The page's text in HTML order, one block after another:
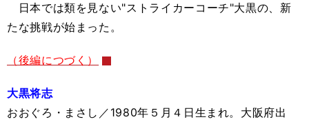
日本では類を見ない"ストライカーコーチ"大黒の、新
たな挑戦が始まった。
（後編につづく）
大黒将志
おおぐろ・まさし／1980年５月４日生まれ。大阪府出